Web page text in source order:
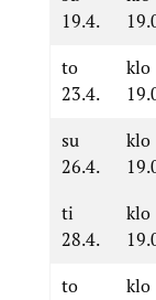
19.4.
to
23.4.
klo
su
26.4.
klo
ti
28.4.
klo
to klo